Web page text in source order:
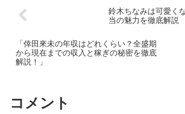
鈴木ちなみは可愛く
当の魅力を徹底解説
「倖田來未の年収はどれくらい？全盛期
から現在までの収入と稼ぎの秘密を徹底
解説！」
コメント